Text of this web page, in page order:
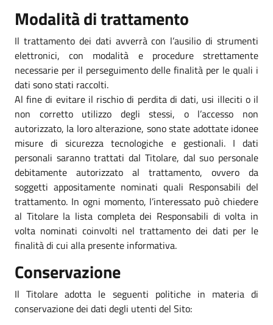
Modalità di trattamento
Il trattamento dei dati avverrà con l’ausilio di strumenti
elettronici, con modalità e procedure strettamente
necessarie per il perseguimento delle finalità per le quali i
dati sono stati raccolti.
Al fine di evitare il rischio di perdita di dati, usi illeciti o il
non corretto utilizzo degli stessi, o l’accesso non
autorizzato, la loro alterazione, sono state adottate idonee
misure di sicurezza tecnologiche e gestionali. I dati
personali saranno trattati dal Titolare, dal suo personale
debitamente autorizzato al trattamento, ovvero da
soggetti appositamente nominati quali Responsabili del
trattamento. In ogni momento, l’interessato può chiedere
al Titolare la lista completa dei Responsabili di volta in
volta nominati coinvolti nel trattamento dei dati per le
finalità di cui alla presente informativa.
Conservazione
Il Titolare adotta le seguenti politiche in materia di
conservazione dei dati degli utenti del Sito: